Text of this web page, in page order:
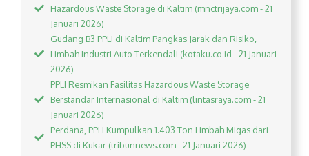
Hazardous Waste Storage di Kaltim (mnctrijaya.com - 21
Januari 2026)
Gudang B3 PPLI di Kaltim Pangkas Jarak dan Risiko,
Limbah Industri Auto Terkendali (kotaku.co.id - 21 Januari
2026)
PPLI Resmikan Fasilitas Hazardous Waste Storage
Berstandar Internasional di Kaltim (lintasraya.com - 21
Januari 2026)
Perdana, PPLI Kumpulkan 1.403 Ton Limbah Migas dari
PHSS di Kukar (tribunnews.com - 21 Januari 2026)